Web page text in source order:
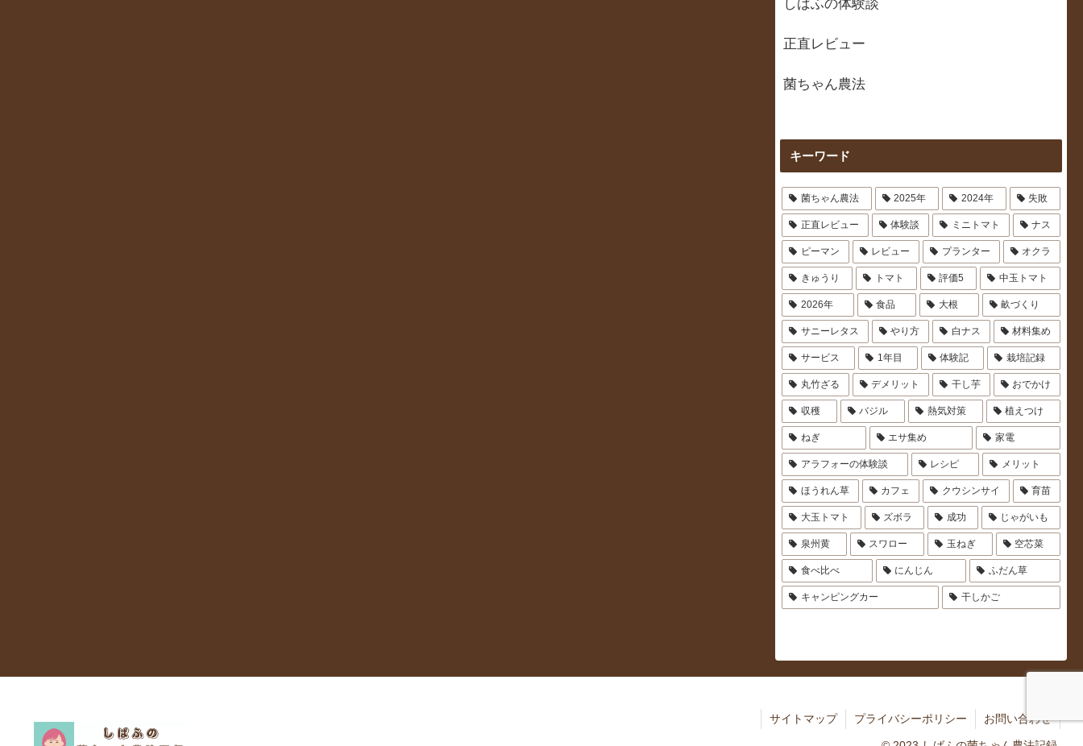
しばふの体験談
正直レビュー
菌ちゃん農法
キーワード
菌ちゃん農法 2025年 2024年 失敗
正直レビュー 体験談 ミニトマト ナス
ピーマン レビュー プランター オクラ
きゅうり トマト 評価5 中玉トマト
2026年 食品 大根 畝づくり
サニーレタス やり方 白ナス 材料集め
サービス 1年目 体験記 栽培記録
丸竹ざる デメリット 干し芋 おでかけ
収穫 バジル 熱気対策 植えつけ
ねぎ エサ集め 家電
アラフォーの体験談 レシピ メリット
ほうれん草 カフェ クウシンサイ 育苗
大玉トマト ズボラ 成功 じゃがいも
泉州黄 スワロー 玉ねぎ 空芯菜
食べ比べ にんじん ふだん草
キャンピングカー 干しかご
サイトマップ プライバシーポリシー お問い合わせ